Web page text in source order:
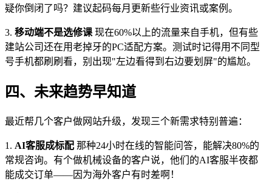
疑你倒闭了吗？建议起码每月更新些行业资讯或案例。
3. 移动端不是选修课现在60%以上的流量来自手机，但有些
建站公司还在用老掉牙的PC适配方案。测试时记得用不同型
号手机都刷刷看，别出现"左边看得到右边要划屏"的尴尬。
四、未来趋势早知道
最近帮几个客户做网站升级，发现三个新需求特别普遍：
1. AI客服成标配 那种24小时在线的智能问答，能解决80%的
常规咨询。有个做机械设备的客户说，他们的AI客服半夜都
能成交订单——因为海外客户有时差啊！